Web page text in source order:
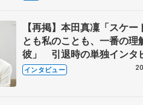
【再掲】本田真凜「スケー
とも私のことも、一番の理
彼」 引退時の単独インタ
で語った競技人生や家族、
インタビュー